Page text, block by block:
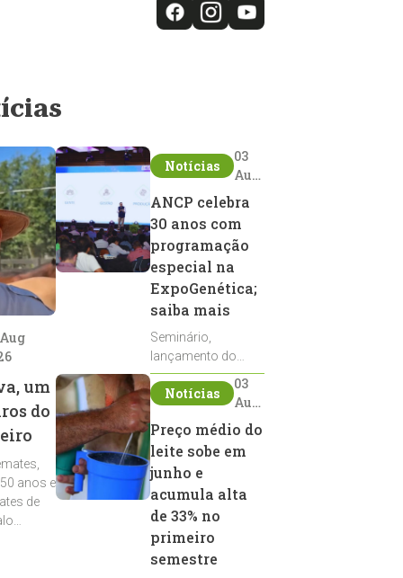
um
do
anos e
de
Notícias
03
Aug
ANCP celebra
30 anos com
programação
especial na
ExpoGenética;
saiba mais
Seminário,
lançamento do
Sumário de Touros,
debates, podcast,
reprodutores e
homenagens
integram a
programação da
entidade durante a
ExpoGenética 2026
Notícias
03
Aug
2026
Preço médio do
leite sobe em
junho e
acumula alta
de 33% no
primeiro
semestre